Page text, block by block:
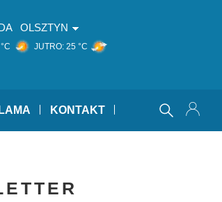
OLSZTYN
JUTRO: 25 °C
KONTAKT